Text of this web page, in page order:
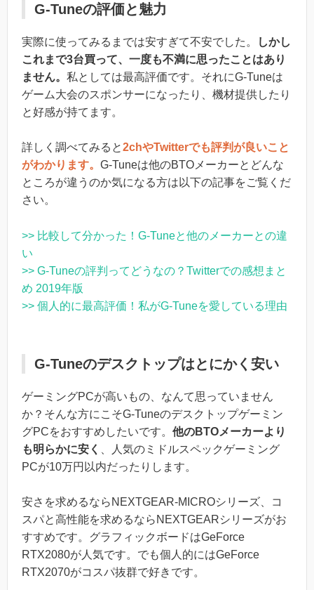
G-Tuneの評価と魅力
実際に使ってみるまでは安すぎて不安でした。
しかし
これまで3台買って、一度も不満に思ったことはあり
ません。 私としては最高評価です。それにG-Tuneは
ゲーム大会のスポンサーになったり、機材提供したり
と好感が持てます。
詳しく調べてみると2chやTwitterでも評判が良いこと
がわかります。 G-Tuneは他のBTOメーカーとどんな
ところが違うのか気になる方は以下の記事をご覧くだ
さい。
>> 比較して分かった！G-Tuneと他のメーカーとの違
い
>> G-Tuneの評判ってどうなの？Twitterでの感想まと
め 2019年版
>> 個人的に最高評価！私がG-Tuneを愛している理由
G-Tuneのデスクトップはとにかく安い
ゲーミングPCが高いもの、なんて思っていません
か？そんな方にこそG-Tuneのデスクトップゲーミン
グPCをおすすめしたいです。 他のBTOメーカーより
も明らかに安く
、人気のミドルスペックゲーミング
PCが10万円以内だったりします。
安さを求めるならNEXTGEAR-MICROシリーズ、コ
スパと高性能を求めるならNEXTGEARシリーズがお
すすめです。グラフィックボードはGeForce
RTX2080が人気です。でも個人的にはGeForce
RTX2070がコスパ抜群で好きです。